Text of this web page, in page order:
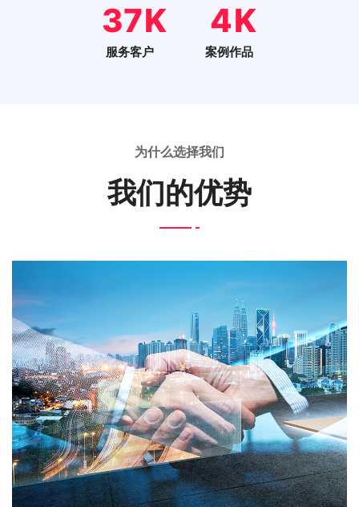
46
服务客户
5
案例作品
为什么选择我们
我们的优势